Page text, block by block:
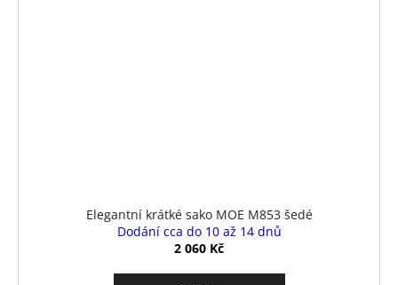
Elegantní krátké sako MOE M853 šedé
Dodání cca do 10 až 14 dnů
2 060 Kč